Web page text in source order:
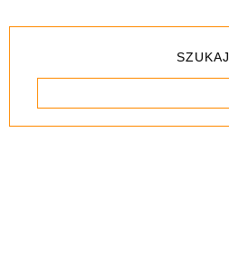
SZUKAJ